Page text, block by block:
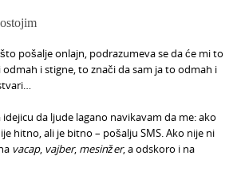
pošalje onlajn, podrazumeva se da će mi to
i stigne, to znači da sam ja to odmah i
da ljude lagano navikavam da me: ako
hitno, ali je bitno – pošalju SMS. Ako nije ni
vacap, vajber, mesinžer, a odskoro i na